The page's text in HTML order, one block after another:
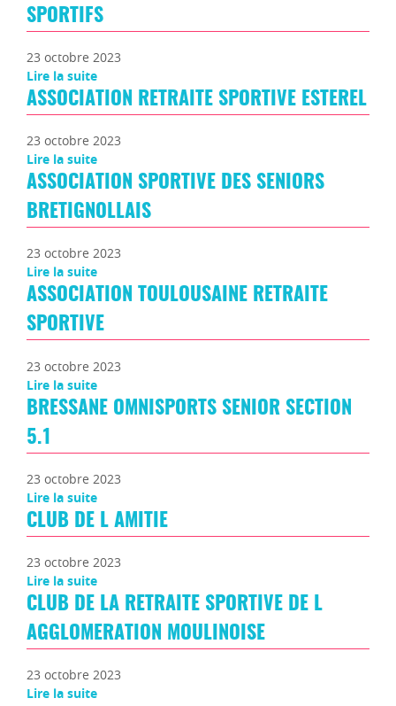
SPORTIFS
23 octobre 2023
Lire la suite
ASSOCIATION RETRAITE SPORTIVE ESTEREL
23 octobre 2023
Lire la suite
ASSOCIATION SPORTIVE DES SENIORS
BRETIGNOLLAIS
23 octobre 2023
Lire la suite
ASSOCIATION TOULOUSAINE RETRAITE
SPORTIVE
23 octobre 2023
Lire la suite
BRESSANE OMNISPORTS SENIOR SECTION
5.1
23 octobre 2023
Lire la suite
CLUB DE L AMITIE
23 octobre 2023
Lire la suite
CLUB DE LA RETRAITE SPORTIVE DE L
AGGLOMERATION MOULINOISE
23 octobre 2023
Lire la suite